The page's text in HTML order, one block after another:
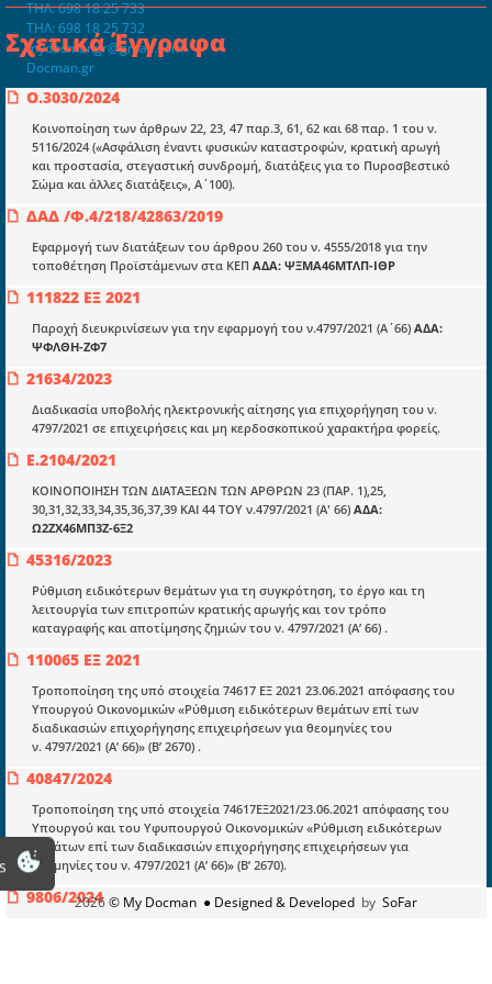
Σχετικά Έγγραφα
Ο.3030/2024
Κοινοποίηση των άρθρων 22, 23, 47 παρ.3, 61, 62 και 68 παρ. 1 του ν.
5116/2024 («Ασφάλιση έναντι φυσικών καταστροφών, κρατική αρωγή
και προστασία, στεγαστική συνδρομή, διατάξεις για το Πυροσβεστικό
Σώμα και άλλες διατάξεις», Α΄100).
ΔΑΔ /Φ.4/218/42863/2019
Εφαρμογή των διατάξεων του άρθρου 260 του ν. 4555/2018 για την
τοποθέτηση Προϊστάμενων στα ΚΕΠ ΑΔΑ: ΨΞΜΑ46ΜΤΛΠ-ΙΘΡ
111822 ΕΞ 2021
Παροχή διευκρινίσεων για την εφαρμογή του ν.4797/2021 (Α΄66) ΑΔΑ:
ΨΦΛΘΗ-ΖΦ7
21634/2023
Διαδικασία υποβολής ηλεκτρονικής αίτησης για επιχορήγηση του ν.
4797/2021 σε επιχειρήσεις και μη κερδοσκοπικού χαρακτήρα φορείς.
Ε.2104/2021
ΚΟΙΝΟΠΟΙΗΣΗ ΤΩΝ ΔΙΑΤΑΞΕΩΝ ΤΩΝ ΑΡΘΡΩΝ 23 (ΠΑΡ. 1),25,
30,31,32,33,34,35,36,37,39 ΚΑΙ 44 ΤΟΥ ν.4797/2021 (Α' 66) ΑΔΑ:
Ω2ΖΧ46ΜΠ3Ζ-6Ξ2
45316/2023
Ρύθμιση ειδικότερων θεμάτων για τη συγκρότηση, το έργο και τη
λειτουργία των επιτροπών κρατικής αρωγής και τον τρόπο
καταγραφής και αποτίμησης ζημιών του ν. 4797/2021 (Α’ 66) .
110065 ΕΞ 2021
Τροποποίηση της υπό στοιχεία 74617 ΕΞ 2021 23.06.2021 απόφασης του
Υπουργού Οικονομικών «Ρύθμιση ειδικότερων θεμάτων επί των
διαδικασιών επιχορήγησης επιχειρήσεων για θεομηνίες του
ν. 4797/2021 (Α’ 66)» (Β’ 2670) .
40847/2024
Τροποποίηση της υπό στοιχεία 74617ΕΞ2021/23.06.2021 απόφασης του
Υπουργού και του Υφυπουργού Οικονομικών «Ρύθμιση ειδικότερων
θεμάτων επί των διαδικασιών επιχορήγησης επιχειρήσεων για
θεομηνίες του ν. 4797/2021 (Α’ 66)» (Β’ 2670).
9806/2024
ΤΗΛ: 698 18 25 733
ΤΗΛ: 698 18 25 732
mydocmangr@gmail.com
Docman.gr
Ποιοί είμαστε;
Μια πολυετής εθελοντική προσπάθεια που
μετατράπηκε σε επιχειρηματική οντότητα και φιλοδοξεί να συμβάλλει
Ενότητες
Επικαιρότητα
Οδηγοί εκκαθάρισης
Νόμοι και προεδρικά διατάγματα
Υπουργικές αποφάσεις
Νομολογία και Γνωμοδοτήσεις ΝΣΚ
Πληροφορίες
Είσοδος
Εγγραφή
Οδηγίες Εγγραφής
Βοηθός Αναζήτησης
Οροι χρησης ιστοτοπου
2026© My Docman ● Designed & Developed by SoFar